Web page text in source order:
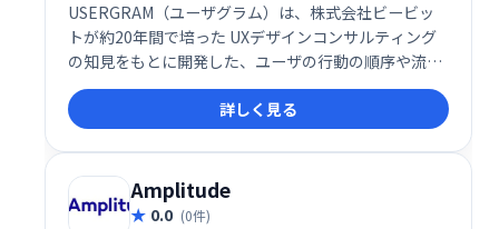
USERGRAM（ユーザグラム）は、株式会社ビービッ
トが約20年間で培った UXデザインコンサルティング
の知見をもとに開発した、ユーザの行動の順序や流れ
を具体的に見ることができる、全く新しいアクセス解
析ツールです。
詳しく見る
Amplitude
0.0 (0件)